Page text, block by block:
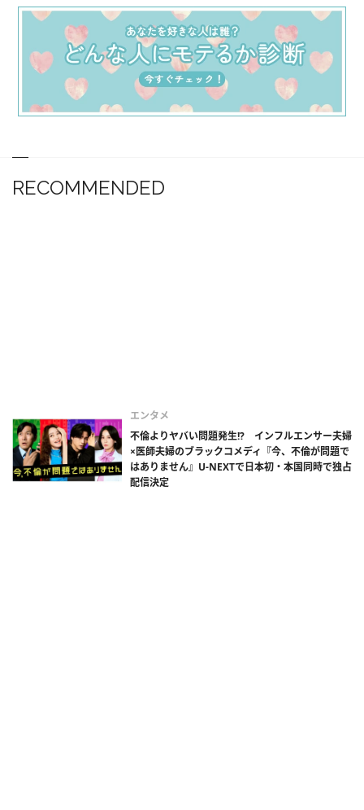
RECOMMENDED
エンタメ
不倫よりヤバい問題発生!? インフルエンサー夫婦
×医師夫婦のブラックコメディ『今、不倫が問題で
はありません』U-NEXTで日本初・本国同時で独占
配信決定